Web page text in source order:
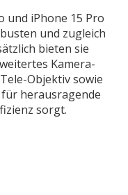
und iPhone 15 Pro
und zugleich
bieten sie
Kamera-
Objektiv sowie
herausragende
sorgt.